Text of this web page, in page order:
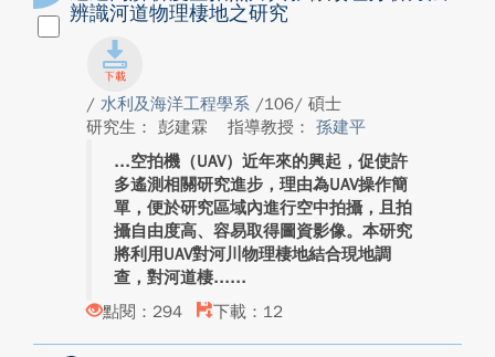
辨識河道物理棲地之研究
/ 水利及海洋工程學系 /106/ 碩士
研究生： 彭建霖
指導教授： 孫建平
空拍機（UAV）近年來的興起，促使許
多遙測相關研究進步，理由為UAV操作簡
單，便於研究區域內進行空中拍攝，且拍
攝自由度高、容易取得圖資影像。本研究
將利用UAV對河川物理棲地結合現地調
查，對河道棲...
點閱：294
下載：12